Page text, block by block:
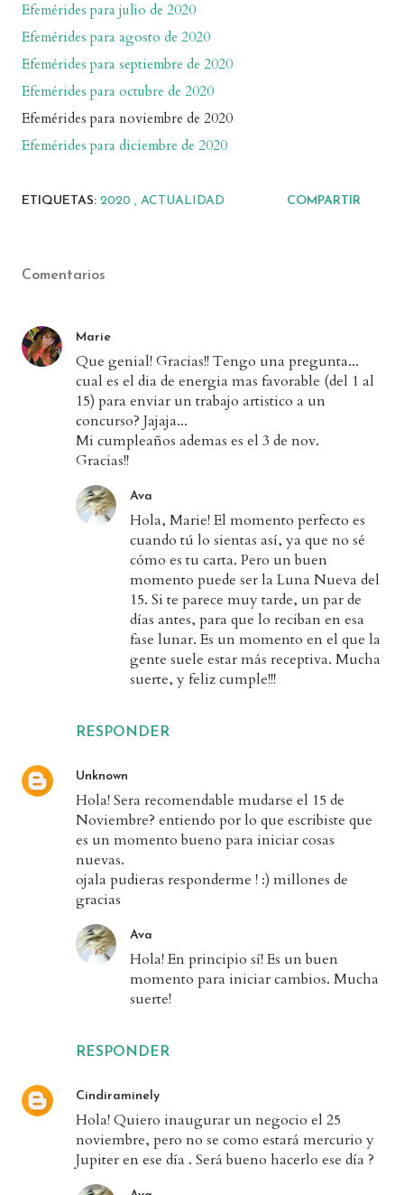
Efemérides para julio de 2020
Efemérides para agosto de 2020
Efemérides para septiembre de 2020
Efemérides para octubre de 2020
Efemérides para noviembre de 2020
Efemérides para diciembre de 2020
ETIQUETAS: 2020 ACTUALIDAD COMPARTIR
Comentarios
Marie
Que genial! Gracias!! Tengo una pregunta...
cual es el dia de energia mas favorable (del 1 al
15) para enviar un trabajo artistico a un
concurso? Jajaja...
Mi cumpleaños ademas es el 3 de nov.
Gracias!!
RESPONDER
Ava
Hola, Marie! El momento perfecto es
cuando tú lo sientas así, ya que no sé
cómo es tu carta. Pero un buen
momento puede ser la Luna Nueva del
15. Si te parece muy tarde, un par de
días antes, para que lo reciban en esa
fase lunar. Es un momento en el que la
gente suele estar más receptiva. Mucha
suerte, y feliz cumple!!!
Unknown
Hola! Sera recomendable mudarse el 15 de
Noviembre? entiendo por lo que escribiste que
es un momento bueno para iniciar cosas
nuevas.
ojala pudieras responderme ! :) millones de
gracias
RESPONDER
Ava
Hola! En principio sí! Es un buen
momento para iniciar cambios. Mucha
suerte!
Cindiraminely
Hola! Quiero inaugurar un negocio el 25
noviembre, pero no se como estará mercurio y
Jupiter en ese día . Será bueno hacerlo ese día ?